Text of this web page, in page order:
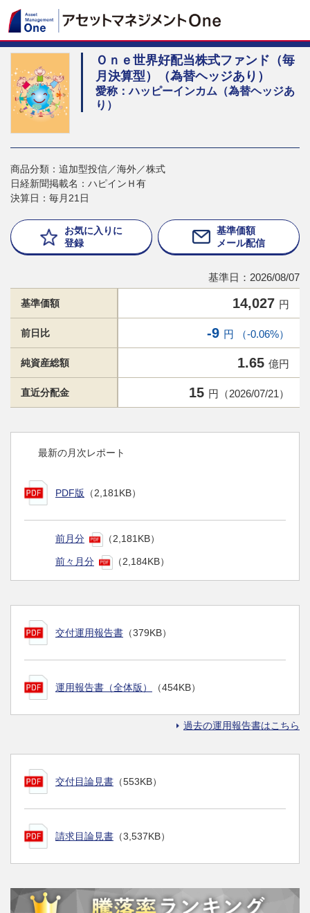
Ｏｎｅ世界好配当株式ファンド（毎
月決算型）（為替ヘッジあり）
愛称：ハッピーインカム（為替ヘッジあ
り）
商品分類：追加型投信／海外／株式
日経新聞掲載名：ハピインＨ有
決算日：毎月21日
お気に入りに
登録
基準価額
メール配信
基準日：2026/08/07
基準価額 14,027 円
前日比 -9 円 （-0.06%）
純資産総額 1.65 億円
直近分配金 15 円（2026/07/21）
最新の月次レポート
PDF版 （2,181KB）
前月分 （2,181KB）
前々月分 （2,184KB）
交付運用報告書 （379KB）
運用報告書（全体版） （454KB）
過去の運用報告書はこちら
交付目論見書 （553KB）
請求目論見書 （3,537KB）